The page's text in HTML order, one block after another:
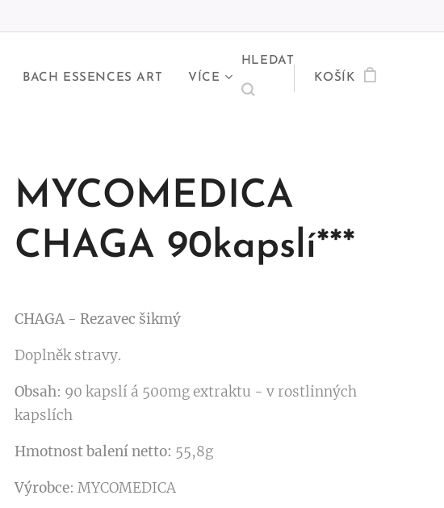
BACH ESSENCES ART VÍCE
HLEDAT
KOŠÍK
MYCOMEDICA
CHAGA 90kapslí***
CHAGA - Rezavec šikmý
Doplněk stravy.
Obsah: 90 kapslí á 500mg extraktu - v rostlinných
kapslích
Hmotnost balení netto: 55,8g
Výrobce: MYCOMEDICA